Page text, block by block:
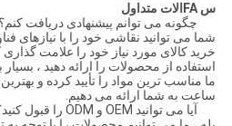
س FAالات متداول
چگونه می توانم پیشنهادی دریافت کنم؟
شما می توانید نقاشی خود را با نیازهای
خرید کالای مورد نیاز خود را علامت گذاری
استفاده از محصولات را ارائه دهید ،
ساعت به شما ارائه می دهیم.
آیا می توانید OEM و ODM را قبول کنید؟